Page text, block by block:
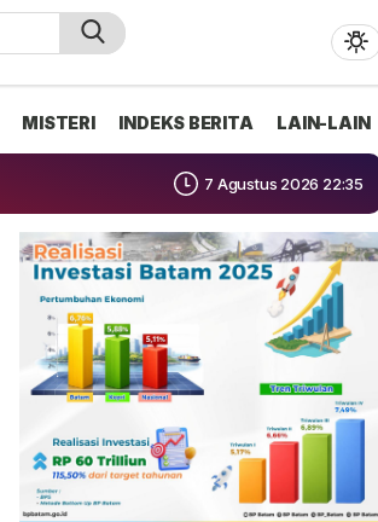
MISTERI INDEKS BERITA LAIN-LAIN
7 Agustus 2026 22:35